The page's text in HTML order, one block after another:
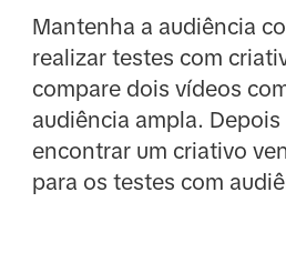
Mantenha a audiência
realizar testes com
compare dois vídeos
audiência ampla. Depois
encontrar um criativo
para os testes com